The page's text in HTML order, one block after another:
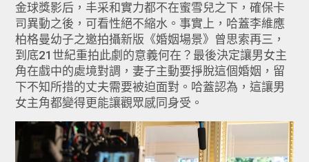
金球獎影后， 丰采和實力都不在蜜雪兒之下，確保卡
司異動之後， 可看性絕不縮水。事實上，哈蓋李維應
柏格曼幼子之邀拍攝新版《婚姻場景》曾思索再三，
到底21世紀重拍此劇的意義何在？最後決定讓男女主
角在戲中的處境對調，妻子主動要掙脫這個婚姻， 留
下不知所措的丈夫需要被迫面對。哈蓋認為，這讓男
女主角都變得更能讓觀眾感同身受。